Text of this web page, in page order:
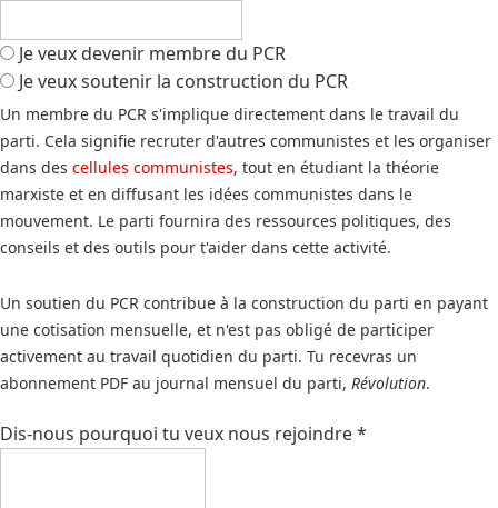
Je veux devenir membre du PCR
Je veux soutenir la construction du PCR
Un membre du PCR s'implique directement dans le travail du
parti. Cela signifie recruter d'autres communistes et les organiser
dans des cellules communistes, tout en étudiant la théorie
marxiste et en diffusant les idées communistes dans le
mouvement. Le parti fournira des ressources politiques, des
conseils et des outils pour t'aider dans cette activité.
Un soutien du PCR contribue à la construction du parti en payant
une cotisation mensuelle, et n'est pas obligé de participer
activement au travail quotidien du parti. Tu recevras un
abonnement PDF au journal mensuel du parti, Révolution.
Dis-nous pourquoi tu veux nous rejoindre*